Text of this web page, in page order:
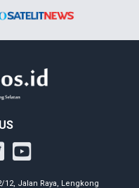
12, Jalan Raya, Lengkong